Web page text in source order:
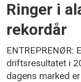
Ringer i
rekordår
ENTREPRENØR:
driftsresultatet i
dagens marked